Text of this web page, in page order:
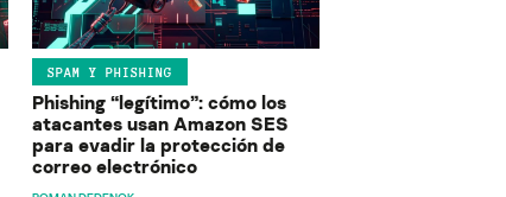
SPAM Y PHISHING
Phishing “legítimo”: cómo los
atacantes usan Amazon SES
para evadir la protección de
correo electrónico